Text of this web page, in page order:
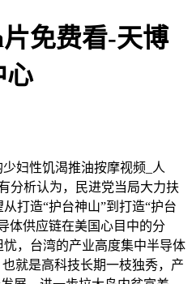
免费看-天博
心
妇性饥渴推油按摩视频_人
析认为，民进党当局大力扶
打造“护台神山”到打造“护台
体供应链在美国心目中的分
，台湾的产业高度集中半导体
就是高科技长期一枝独秀，产